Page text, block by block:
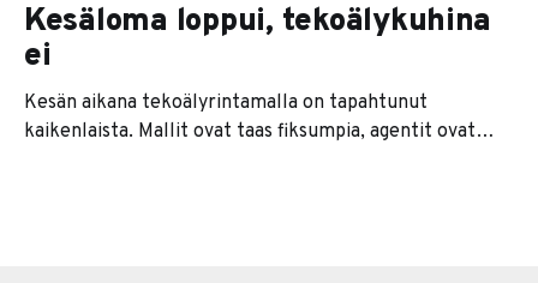
Kesäloma loppui, tekoälykuhina
ei
Kesän aikana tekoälyrintamalla on tapahtunut
kaikenlaista. Mallit ovat taas fiksumpia, agentit ovat